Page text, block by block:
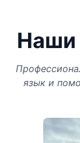
Наши
язык и